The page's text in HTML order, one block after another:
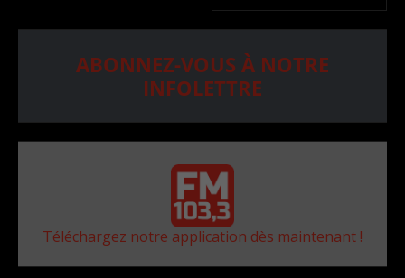
ABONNEZ-VOUS À NOTRE
INFOLETTRE
Téléchargez notre application dès maintenant !